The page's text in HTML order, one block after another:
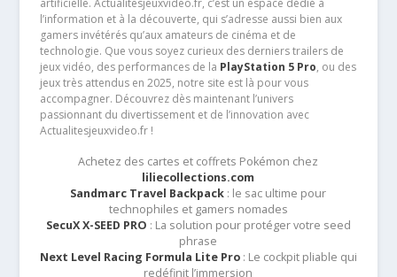
l’information et à la découverte, qui s’adresse aussi bien aux
gamers invétérés qu’aux amateurs de cinéma et de
technologie. Que vous soyez curieux des derniers trailers de
jeux vidéo, des performances de la PlayStation 5 Pro, ou des
jeux très attendus en 2025, notre site est là pour vous
accompagner. Découvrez dès maintenant l’univers
passionnant du divertissement et de l’innovation avec
Actualitesjeuxvideo.fr !
Achetez des cartes et coffrets Pokémon chez
liliecollections.com
Sandmarc Travel Backpack : le sac ultime pour
technophiles et gamers nomades
SecuX X-SEED PRO : La solution pour protéger votre seed
phrase
Next Level Racing Formula Lite Pro: Le cockpit pliable qui
redéfinit l’immersion